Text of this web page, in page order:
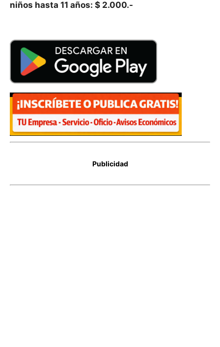
niños hasta 11 años: $ 2.000.-
Publicidad